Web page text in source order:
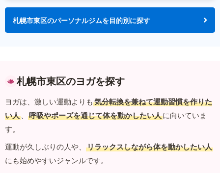
札幌市東区のパーソナルジムを目的別に探す
札幌市東区のヨガを探す
ヨガは、激しい運動よりも 気分転換を兼ねて運動習慣を作りた
い人 、 呼吸やポーズを通じて体を動かしたい人に向いていま
す。
運動が久しぶりの人や、
リラックスしながら体を動かしたい人
にも始めやすいジャンルです。